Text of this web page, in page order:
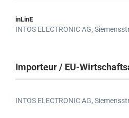
inLinE
INTOS ELECTRONIC AG,
Importeur / EU-
INTOS ELECTRONIC AG,